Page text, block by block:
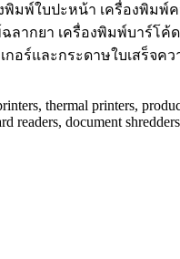
มพ์ใบปะหน้า เครื่องพิมพ์ค
ากยา เครื่องพิมพ์บาร์โค้
กอร์และกระดาษใบเสร็
thermal printers,
readers, document